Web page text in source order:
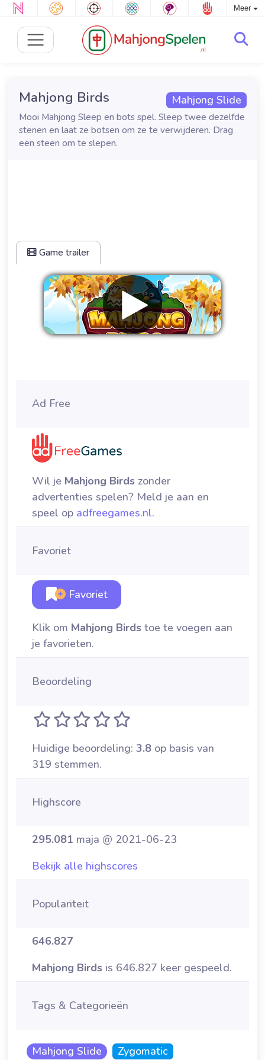
Meer
Mahjong Slide
Mahjong Birds
Mooi Mahjong Sleep en bots spel. Sleep twee dezelfde
stenen en laat ze botsen om ze te verwijderen. Drag
een steen om te slepen.
Game trailer
Ad Free
Wil je Mahjong Birds zonder
advertenties spelen? Meld je aan en
speel op adfreegames.nl.
Favoriet
Favoriet
Klik om Mahjong Birds toe te voegen aan
je favorieten.
Beoordeling
Huidige beoordeling: 3.8 op basis van
319 stemmen.
Highscore
295.081 maja @ 2021-06-23
Bekijk alle highscores
Populariteit
646.827
Mahjong Birds is 646.827 keer gespeeld.
Tags & Categorieën
Mahjong Slide
Zygomatic